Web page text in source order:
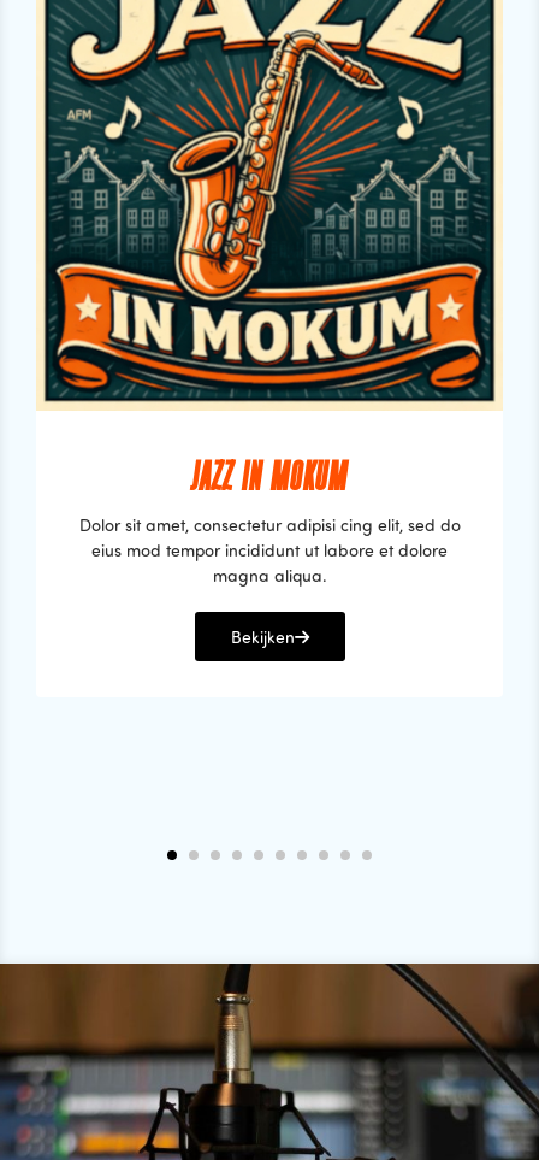
JAZZ IN MOKUM
Dolor sit amet, consectetur adipisi cing elit, sed do
eius mod tempor incididunt ut labore et dolore
magna aliqua.
Bekijken